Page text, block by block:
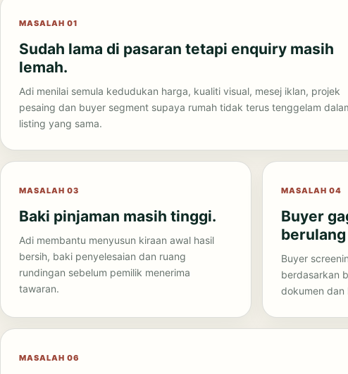
MASALAH 01
Sudah lama di pasaran tetapi enquiry masih
lemah.
Adi menilai semula kedudukan harga, kualiti visual, mesej iklan, projek
pesaing dan buyer segment supaya rumah tidak terus tenggelam
listing yang sama.
MASALAH 03
Baki pinjaman masih tinggi.
Adi membantu menyusun kiraan awal hasil
bersih, baki penyelesaian dan ruang
rundingan sebelum pemilik menerima
tawaran.
MASALAH 04
Buyer
Buyer
berdasarkan
dokumen dan
MASALAH 06